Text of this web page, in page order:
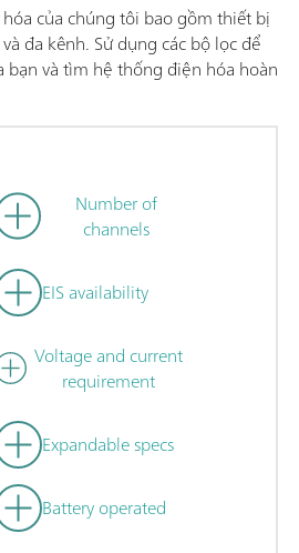
của chúng tôi bao gồm thiết bị
đa kênh. Sử dụng các bộ lọc để
và tìm hệ thống điện hóa hoàn
Number of
channels
EIS availability
Voltage and current
requirement
Expandable specs
Battery operated